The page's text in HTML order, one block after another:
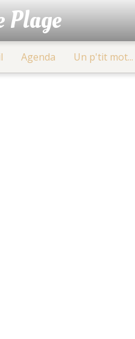
Plage
Agenda Un p'tit mot...